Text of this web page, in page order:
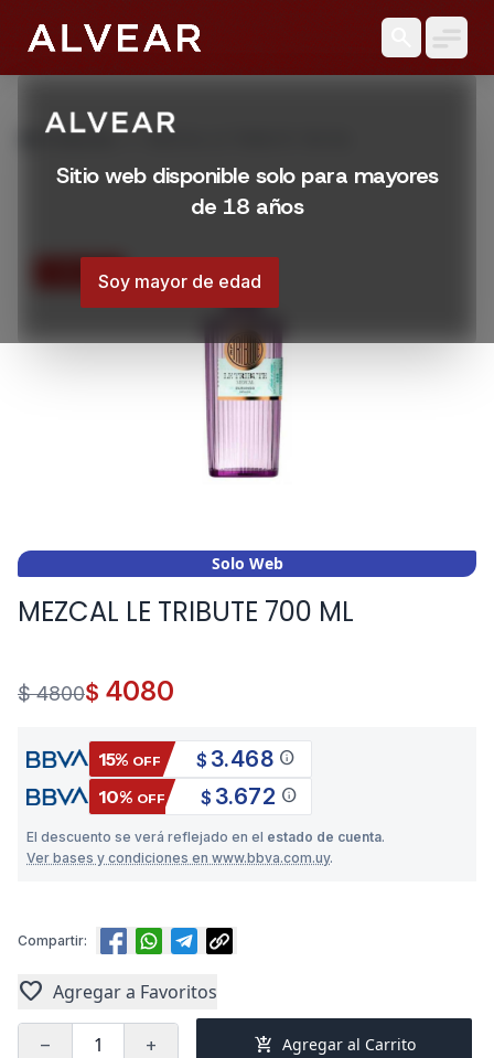
Sitio web disponible solo para mayores
de 18 años
Soy mayor de edad
Productos MEZCAL LE TRIBUTE 700 ML
15% OFF
Solo Web
MEZCAL LE TRIBUTE 700 ML
$ 4800$ 4080
15% OFF $ 3.468 info
10% OFF $ 3.672 info
El descuento se verá reflejado en el estado de cuenta.
Ver bases y condiciones en www.bbva.com.uy.
Compartir:
favorite Agregar a Favoritos
remove add add_shopping_cart Agregar al Carrito